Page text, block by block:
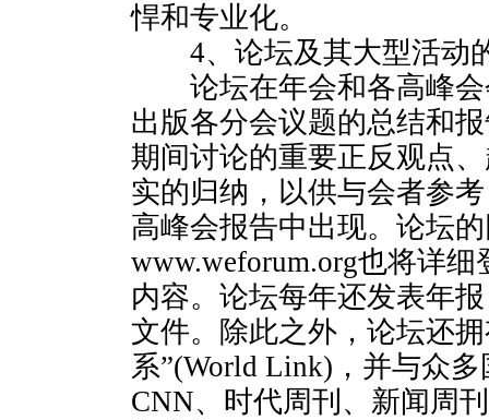
悍和专业化。
4、论坛及其大型活动
论坛在年会和各高峰会
出版各分会议题的总结和
期间讨论的重要正反观点
实的归纳，以供与会者参
高峰会报告中出现。论坛
www.weforum.org也将详
内容。论坛每年还发表年
文件。除此之外，论坛还
系”(World Link)，并与众
CNN、时代周刊、新闻周